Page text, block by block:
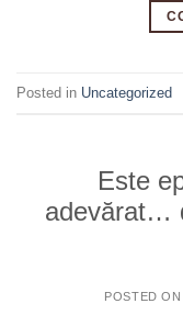
Posted in Uncategorized
Este
adevărat…
POSTED ON